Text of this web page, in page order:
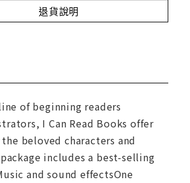
退貨說明
of beginning readers
I Can Read Books offer
beloved characters and
includes a best-selling
and sound effectsOne